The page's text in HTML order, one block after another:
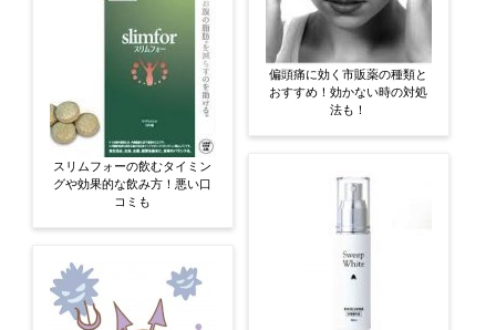
スリムフォーの飲むタイミン
グや効果的な飲み方！悪い口
コミも
偏頭痛に効く市販薬の種類と
おすすめ！効かない時の対処
法も！